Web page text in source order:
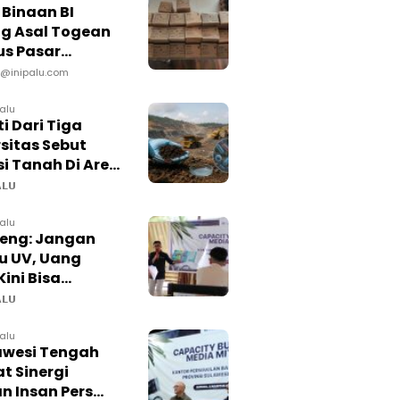
Binaan BI
Asal Togean
Pasar
Dari Tiga
Sebut
Tanah Di Area
Baik
Jangan
UV, Uang
Bisa
Tengah
Sinergi
Insan Pers